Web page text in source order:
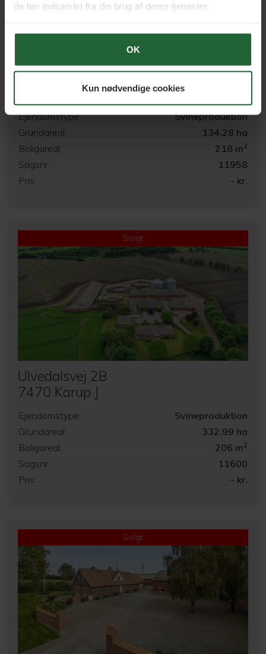
de har indsamlet fra din brug af deres tjenester.
OK
Kun nødvendige cookies
Thorupgårdsvej 55
8600 Silkeborg
Ejendomstype:
Svineproduktion
Grundareal:
134.28 ha
Boligareal:
218 m2
Sagsnr:
11958
Pris:
- kr.
Solgt
Ulvedalsvej 2B
7470 Karup J
Ejendomstype:
Svineproduktion
Grundareal:
332.99 ha
Boligareal:
206 m2
Sagsnr:
11600
Pris:
- kr.
Solgt